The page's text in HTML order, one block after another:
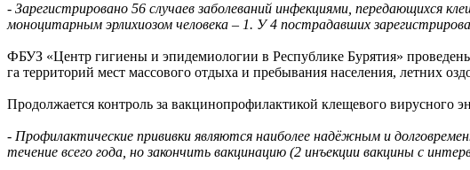
- Зарегистрировано 56 случаев заболеваний инфекциями, передающихся
моноцитарным эрлихиозом человека – 1. У 4 пострадавших
ФБУЗ «Центр гигиены и эпидемиологии в Республике Бурятия»
га территорий мест массового отдыха и пребывания населения, летних
Продолжается контроль за вакцинопрофилактикой клещевого вирусного
- Профилактические прививки являются наиболее надёжным и
течение всего года, но закончить вакцинацию (2 инъекции вакцины с